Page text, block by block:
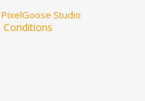
PixelGoose Studio
Conditions